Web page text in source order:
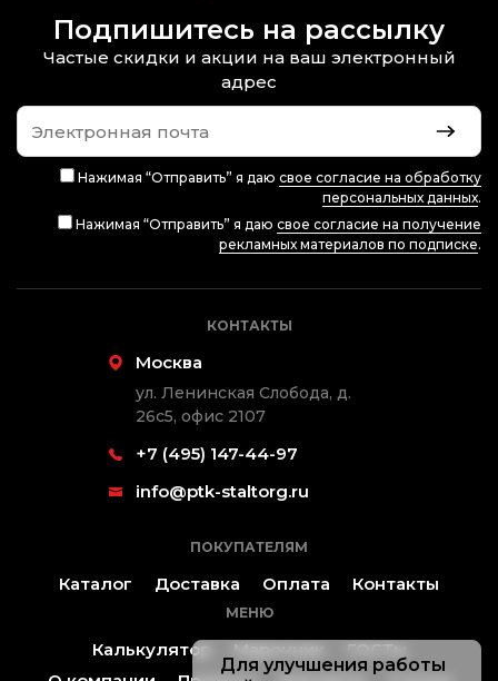
Подпишитесь на рассылку
Частые скидки и акции на ваш электронный
адрес
Нажимая “Отправить” я даю свое согласие на обработку
персональных данных.
Нажимая “Отправить” я даю свое согласие на получение
рекламных материалов по подписке.
КОНТАКТЫ
Москва
ул. Ленинская Слобода, д.
26с5, офис 2107
+7 (495) 147-44-97
info@ptk-staltorg.ru
ПОКУПАТЕЛЯМ
Каталог Доставка Оплата Контакты
МЕНЮ
Калькулятор Марочник
ГОСТы
Для улучшения работы